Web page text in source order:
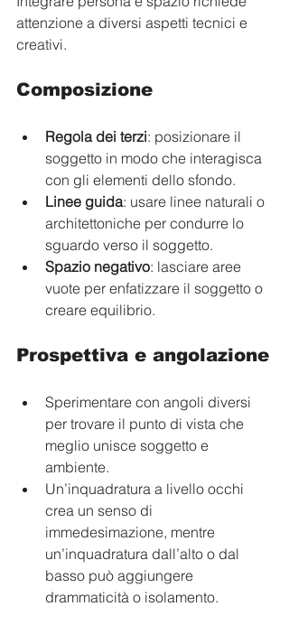
attenzione a diversi aspetti tecnici e
creativi.
Composizione
Regola dei terzi: posizionare il
soggetto in modo che interagisca
con gli elementi dello sfondo.
Linee guida: usare linee naturali o
architettoniche per condurre lo
sguardo verso il soggetto.
Spazio negativo: lasciare aree
vuote per enfatizzare il soggetto o
creare equilibrio.
Prospettiva e angolazione
Sperimentare con angoli diversi
per trovare il punto di vista che
meglio unisce soggetto e
ambiente.
Un’inquadratura a livello occhi
crea un senso di
immedesimazione, mentre
un’inquadratura dall’alto o dal
basso può aggiungere
drammaticità o isolamento.